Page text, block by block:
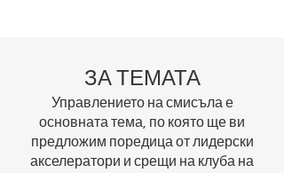
ЗА ТЕМАТА
Управлението на смисъла е
основната тема, по която ще ви
предложим поредица от лидерски
акселератори и срещи на клуба на